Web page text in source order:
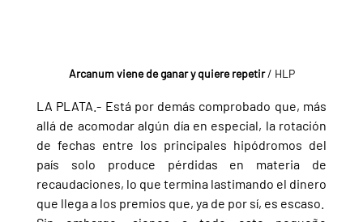
Arcanum viene de ganar y quiere repetir / HLP
LA PLATA.- Está por demás comprobado que, más
allá de acomodar algún día en especial, la rotación
de fechas entre los principales hipódromos del
país solo produce pérdidas en materia de
recaudaciones, lo que termina lastimando el dinero
que llega a los premios que, ya de por sí, es escaso.